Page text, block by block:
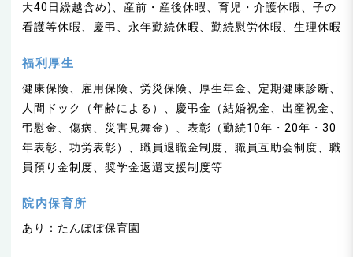
大40日繰越含め)、産前・産後休暇、育児・介護休暇、子の
看護等休暇、慶弔、永年勤続休暇、勤続慰労休暇、生理休暇
福利厚生
健康保険、雇用保険、労災保険、厚生年金、定期健康診断、
人間ドック（年齢による）、慶弔金（結婚祝金、出産祝金、
弔慰金、傷病、災害見舞金）、表彰（勤続10年・20年・30
年表彰、功労表彰）、職員退職金制度、職員互助会制度、職
員預り金制度、奨学金返還支援制度等
院内保育所
あり：たんぽぽ保育園